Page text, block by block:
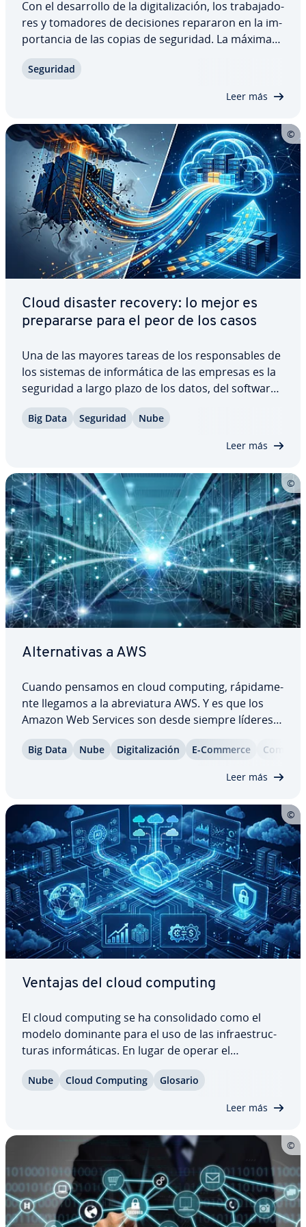
Con el de­sa­rro­llo de la di­gi­ta­li­za­ción, los tra­ba­ja­do­
res y tomadores de de­ci­sio­nes repararon en la im­
po­r­ta­n­cia de las copias de seguridad. La máxima
dos copias re­du­n­da­n­tes. Con los de­sa­rro­llos te­c­
Seguridad
Leer más
Cloud disaster recovery: lo mejor es
pre­pa­rar­se para el peor de los casos
Una de las mayores tareas de los re­s­po­n­sa­bles de
los sistemas de in­fo­r­má­ti­ca de las empresas es la
seguridad a largo plazo de los datos, del software
paraliza, es im­pre­s­ci­n­di­ble que se recupere lo más
Big Data Seguridad Nube
Leer más
Al­te­r­na­ti­vas a AWS
Cuando pensamos en cloud computing, rá­pi­da­me­
n­te llegamos a la abre­via­tu­ra AWS. Y es que los
Amazon Web Services son desde siempre líderes
en este ámbito. Sin embargo, AWS no es la mejor
opción para todas las empresas. Ac­tua­l­me­n­te
Big Data Nube Di­gi­ta­li­za­ción E-Commerce
Leer más
Ventajas del cloud computing
El cloud computing se ha co­n­so­li­da­do como el
modelo dominante para el uso de las in­frae­s­tru­c­
tu­ras in­fo­r­má­ti­cas. En lugar de operar el
ce­sa­rios. Para la mayoría de las empresas, este
Nube Cloud Computing Glosario
Leer más